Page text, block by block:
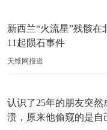
新西兰“火流星”残骸
11起陨石事件
天维网报道
认识了25年的朋友突然
溃，原来他偷窥的是自